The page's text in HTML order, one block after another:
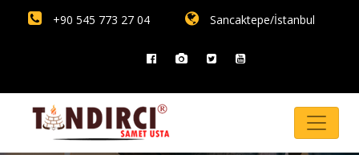
+90 545 773 27 04 Sancaktepe/İstanbul